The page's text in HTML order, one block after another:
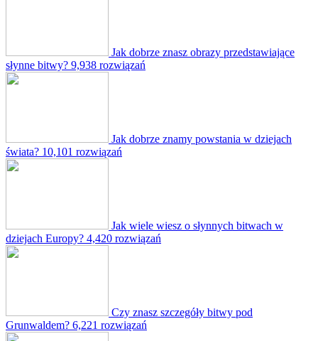
Jak dobrze znasz obrazy przedstawiające
słynne bitwy? 9,938 rozwiązań
Jak dobrze znamy powstania w dziejach
świata? 10,101 rozwiązań
Jak wiele wiesz o słynnych bitwach w
dziejach Europy? 4,420 rozwiązań
Czy znasz szczegóły bitwy pod
Grunwaldem? 6,221 rozwiązań